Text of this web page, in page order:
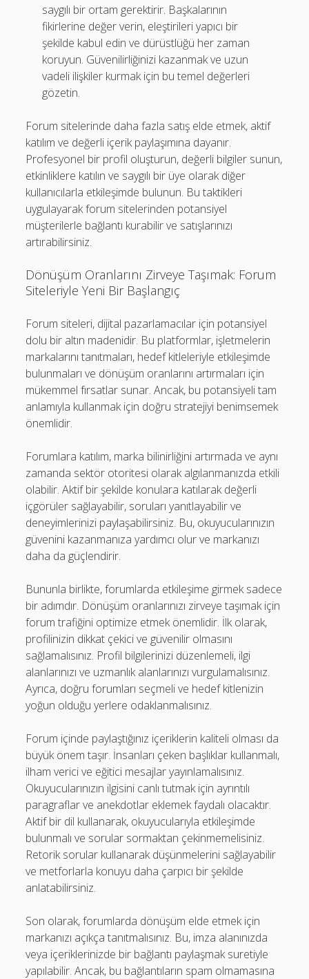
saygılı bir ortam gerektirir. Başkalarının
fikirlerine değer verin, eleştirileri yapıcı bir
şekilde kabul edin ve dürüstlüğü her zaman
koruyun. Güvenilirliğinizi kazanmak ve uzun
vadeli ilişkiler kurmak için bu temel değerleri
gözetin.
Forum sitelerinde daha fazla satış elde etmek, aktif
katılım ve değerli içerik paylaşımına dayanır.
Profesyonel bir profil oluşturun, değerli bilgiler sunun,
etkinliklere katılın ve saygılı bir üye olarak diğer
kullanıcılarla etkileşimde bulunun. Bu taktikleri
uygulayarak forum sitelerinden potansiyel
müşterilerle bağlantı kurabilir ve satışlarınızı
artırabilirsiniz.
Dönüşüm Oranlarını Zirveye Taşımak: Forum
Siteleriyle Yeni Bir Başlangıç
Forum siteleri, dijital pazarlamacılar için potansiyel
dolu bir altın madenidir. Bu platformlar, işletmelerin
markalarını tanıtmaları, hedef kitleleriyle etkileşimde
bulunmaları ve dönüşüm oranlarını artırmaları için
mükemmel fırsatlar sunar. Ancak, bu potansiyeli tam
anlamıyla kullanmak için doğru stratejiyi benimsemek
önemlidir.
Forumlara katılım, marka bilinirliğini artırmada ve aynı
zamanda sektör otoritesi olarak algılanmanızda etkili
olabilir. Aktif bir şekilde konulara katılarak değerli
içgörüler sağlayabilir, soruları yanıtlayabilir ve
deneyimlerinizi paylaşabilirsiniz. Bu, okuyucularınızın
güvenini kazanmanıza yardımcı olur ve markanızı
daha da güçlendirir.
Bununla birlikte, forumlarda etkileşime girmek sadece
bir adımdır. Dönüşüm oranlarınızı zirveye taşımak için
forum trafiğini optimize etmek önemlidir. İlk olarak,
profilinizin dikkat çekici ve güvenilir olmasını
sağlamalısınız. Profil bilgilerinizi düzenlemeli, ilgi
alanlarınızı ve uzmanlık alanlarınızı vurgulamalısınız.
Ayrıca, doğru forumları seçmeli ve hedef kitlenizin
yoğun olduğu yerlere odaklanmalısınız.
Forum içinde paylaştığınız içeriklerin kaliteli olması da
büyük önem taşır. İnsanları çeken başlıklar kullanmalı,
ilham verici ve eğitici mesajlar yayınlamalısınız.
Okuyucularınızın ilgisini canlı tutmak için ayrıntılı
paragraflar ve anekdotlar eklemek faydalı olacaktır.
Aktif bir dil kullanarak, okuyucularıyla etkileşimde
bulunmalı ve sorular sormaktan çekinmemelisiniz.
Retorik sorular kullanarak düşünmelerini sağlayabilir
ve metforlarla konuyu daha çarpıcı bir şekilde
anlatabilirsiniz.
Son olarak, forumlarda dönüşüm elde etmek için
markanızı açıkça tanıtmalısınız. Bu, imza alanınızda
veya içeriklerinizde bir bağlantı paylaşmak suretiyle
yapılabilir. Ancak, bu bağlantıların spam olmamasına